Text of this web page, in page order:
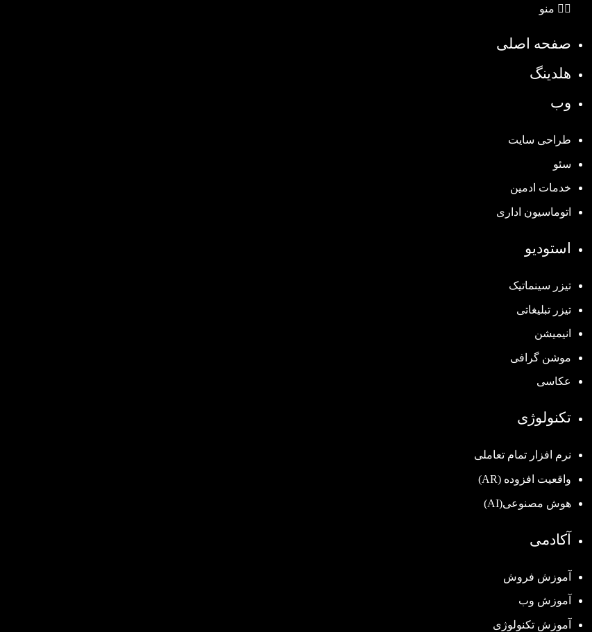
منو
صفحه اصلی
هلدینگ
وب
طراحی سایت
سئو
خدمات ادمین
اتوماسیون اداری
استودیو
تیزر سینماتیک
تیزر تبلیغاتی
انیمیشن
موشن گرافی
عکاسی
تکنولوژی
نرم افزار تمام تعاملی
واقعیت افزوده (AR)
هوش مصنوعی(AI)
آکادمی
آموزش فروش
آموزش وب
آموزش تکنولوژی